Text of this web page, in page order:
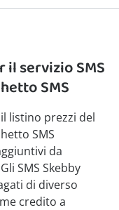
il servizio SMS
SMS
listino prezzi del
SMS
da
SMS Skebby
di diverso
credito a